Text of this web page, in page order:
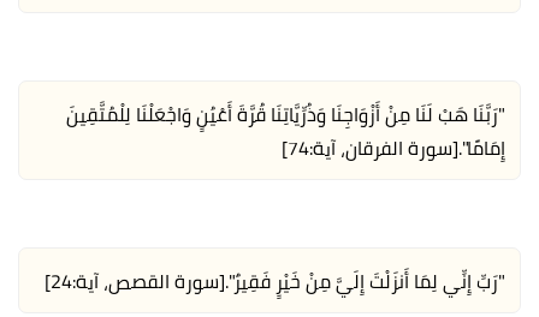
"رَبَّنَا هَبْ لَنَا مِنْ أَزْوَاجِنَا وَذُرِّيَّاتِنَا قُرَّةَ أَعْيُنٍ وَاجْعَلْنَا لِلْمُتَّقِينَ
إِمَامًا".[سورة الفرقان، آية:74]
"رَبِّ إِنِّي لِمَا أَنزَلْتَ إِلَيَّ مِنْ خَيْرٍ فَقِيرٌ".[سورة القصص، آية:24]